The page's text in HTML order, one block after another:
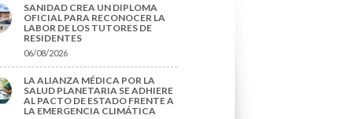
SANIDAD CREA UN DIPLOMA
OFICIAL PARA RECONOCER LA
LABOR DE LOS TUTORES DE
RESIDENTES
06/08/2026
LA ALIANZA MÉDICA POR LA
SALUD PLANETARIA SE ADHIERE
AL PACTO DE ESTADO FRENTE A
LA EMERGENCIA CLIMÁTICA